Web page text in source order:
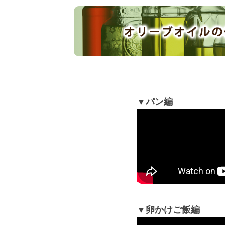
▼パン編
▼卵かけご飯編